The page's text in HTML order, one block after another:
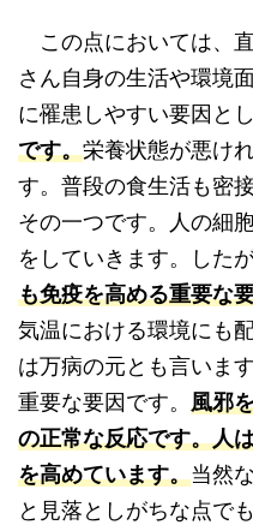
この点においては、
さん自身の生活や環境
に罹患しやすい要因とし
です。栄養状態が悪け
す。普段の食生活も密
その一つです。人の細
をしていきます。した
も免疫を高める重要な
気温における環境にも
は万病の元とも言いま
重要な要因です。 風邪
の正常な反応です。人
を高めています。当然
と見落としがちな点で